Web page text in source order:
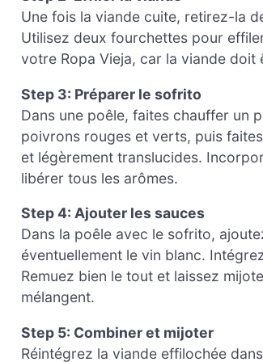
Une fois la viande cuite, retirez-la
Utilisez deux fourchettes pour
votre Ropa Vieja, car la viande doit
Step 3: Préparer le sofrito
Dans une poêle, faites chauffer un
poivrons rouges et verts, puis
et légèrement translucides.
libérer tous les arômes.
Step 4: Ajouter les sauces
Dans la poêle avec le sofrito,
éventuellement le vin blanc.
Remuez bien le tout et laissez
mélangent.
Step 5: Combiner et mijoter
Réintégrez la viande effilochée